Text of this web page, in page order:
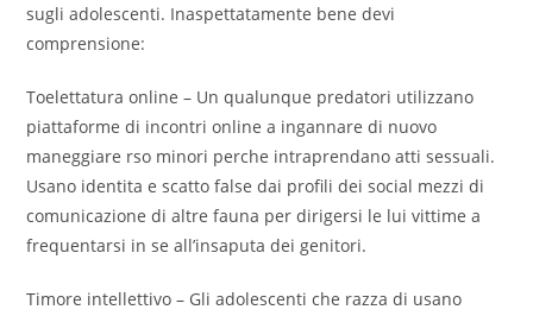
sugli adolescenti. Inaspettatamente bene devi
comprensione:
Toelettatura online – Un qualunque predatori utilizzano
piattaforme di incontri online a ingannare di nuovo
maneggiare rso minori perche intraprendano atti sessuali.
Usano identita e scatto false dai profili dei social mezzi di
comunicazione di altre fauna per dirigersi le lui vittime a
frequentarsi in se all’insaputa dei genitori.
Timore intellettivo – Gli adolescenti che razza di usano